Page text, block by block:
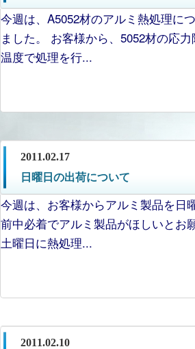
今週は、A5052材のアルミ熱処理に
ました。 お客様から、5052材の応
温度で処理を行...
2011.02.17
日曜日の出荷について
今週は、お客様からアルミ製品を日
前中必着でアルミ製品がほしいとお
土曜日に熱処理...
2011.02.10